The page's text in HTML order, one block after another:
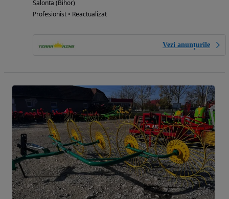
Salonta (Bihor)
Profesionist • Reactualizat
Vezi anunțurile